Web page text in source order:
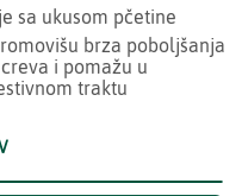
sa ukusom pčetine
brza poboljšanja
i pomažu u
traktu